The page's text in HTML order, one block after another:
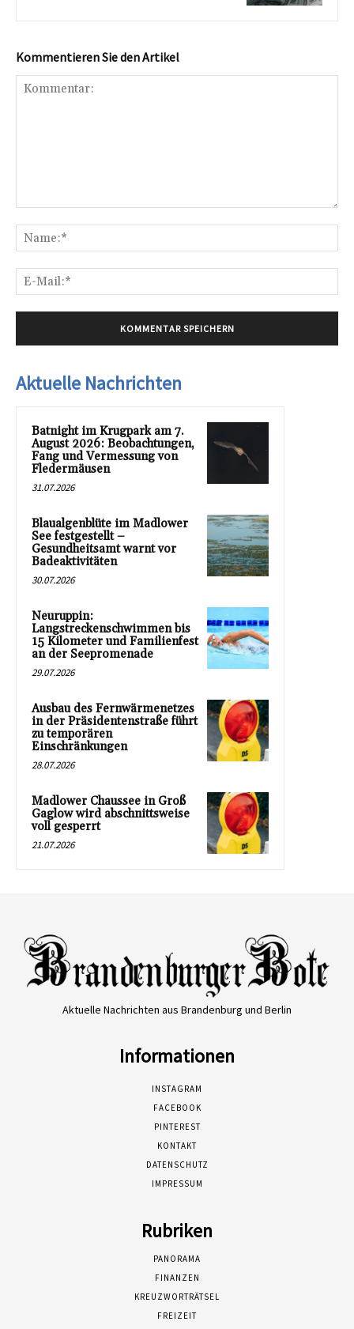
Kommentieren Sie den Artikel
Aktuelle Nachrichten
Batnight im Krugpark am 7.
August 2026: Beobachtungen,
Fang und Vermessung von
Fledermäusen
31.07.2026
Blaualgenblüte im Madlower
See festgestellt –
Gesundheitsamt warnt vor
Badeaktivitäten
30.07.2026
Neuruppin:
Langstreckenschwimmen bis
15 Kilometer und Familienfest
an der Seepromenade
29.07.2026
Ausbau des Fernwärmenetzes
in der Präsidentenstraße führt
zu temporären
Einschränkungen
28.07.2026
Madlower Chaussee in Groß
Gaglow wird abschnittsweise
voll gesperrt
21.07.2026
Aktuelle Nachrichten aus Brandenburg und Berlin
Informationen
INSTAGRAM
FACEBOOK
PINTEREST
KONTAKT
DATENSCHUTZ
IMPRESSUM
Rubriken
PANORAMA
FINANZEN
KREUZWORTRÄTSEL
FREIZEIT